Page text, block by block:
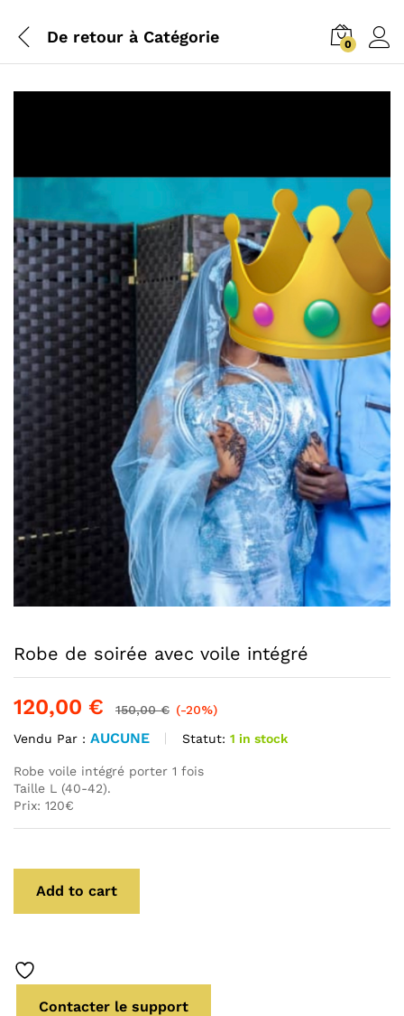
De retour à Catégorie 0
Robe de soirée avec voile intégré
120,00 € 150,00€ (-20%)
Vendu Par : AUCUNE Statut: 1 in stock
Robe voile intégré porter 1 fois
Taille L (40-42).
Prix: 120€
Add to cart
Contacter le support